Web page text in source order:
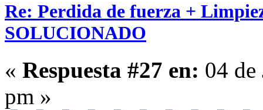
Re: Perdida de fuerza +
SOLUCIONADO
« Respuesta #27 en: 04
pm »